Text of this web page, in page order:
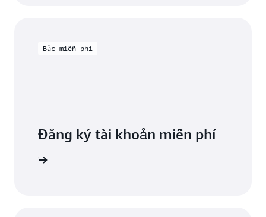
Bậc miễn phí
Đăng ký tài khoản miễn phí